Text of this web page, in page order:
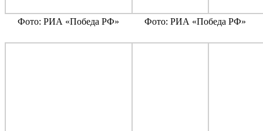
Фото: РИА «Победа РФ» Фото: РИА «Победа РФ»